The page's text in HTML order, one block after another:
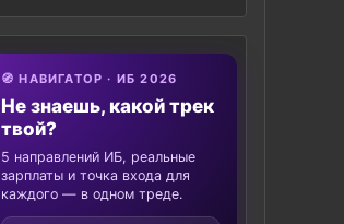
🧭 НАВИГАТОР · ИБ 2026
Не знаешь, какой трек
твой?
5 направлений ИБ, реальные
зарплаты и точка входа для
каждого — в одном треде.